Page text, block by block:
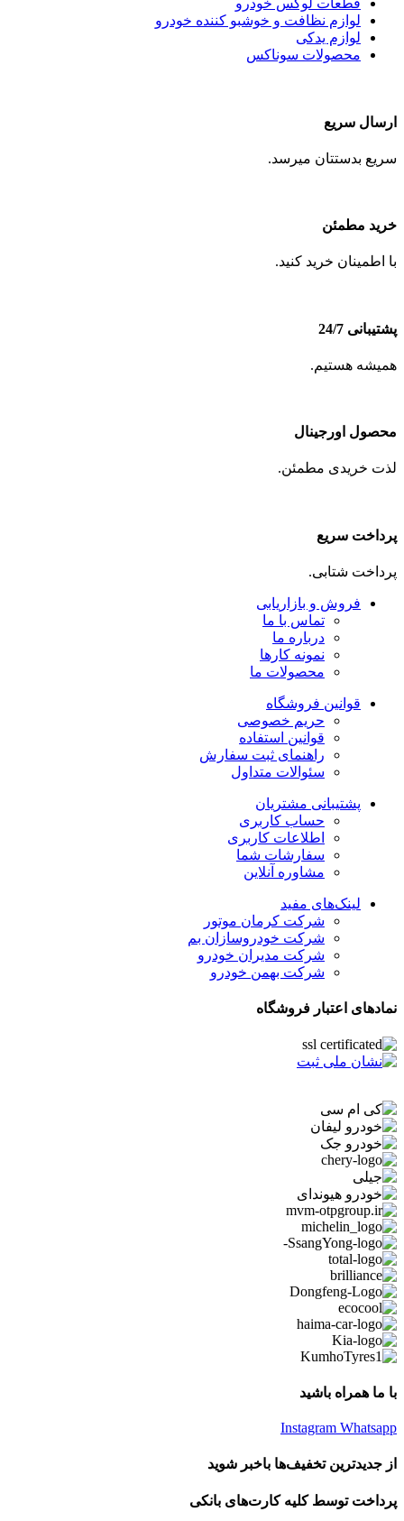
قطعات لوکس خودرو
لوازم نظافت و خوشبو کننده خودرو
لوازم یدکی
محصولات سوناکس
ارسال سریع
سریع بدستتان میرسد.
خرید مطمئن
با اطمینان خرید کنید.
پشتیبانی 24/7
همیشه هستیم.
محصول اورجینال
لذت خریدی مطمئن.
پرداخت سریع
پرداخت شتابی.
فروش و بازاریابی
تماس با ما
درباره ما
نمونه کارها
محصولات ما
قوانین فروشگاه
حریم خصوصی
قوانین استفاده
راهنمای ثبت سفارش
سئوالات متداول
پشتیبانی مشتریان
حساب کاربری
اطلاعات کاربری
سفارشات شما
مشاوره آنلاین
لینک‌های مفید
شرکت کرمان موتور
شرکت خودروسازان بم
شرکت مدیران خودرو
شرکت بهمن خودرو
نمادهای اعتبار فروشگاه
با ما همراه باشید
Instagram Whatsapp
از جدیدترین تخفیف‌ها باخبر شوید
پرداخت توسط کلیه کارت‌های بانکی